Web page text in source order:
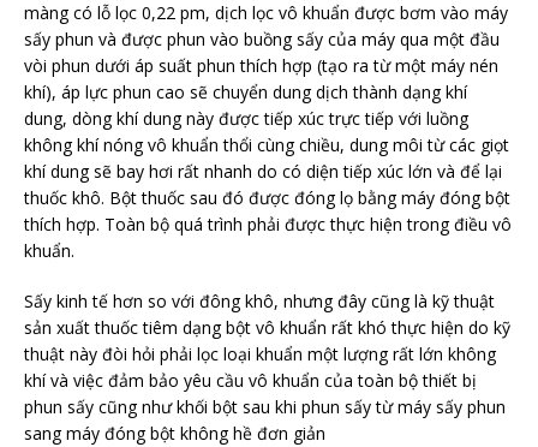
màng có lỗ lọc 0,22 pm, dịch lọc vô khuẩn được bơm vào máy
sấy phun và được phun vào buồng sấy của máy qua một đầu
vòi phun dưới áp suất phun thích hợp (tạo ra từ một máy nén
khí), áp lực phun cao sẽ chuyển dung dịch thành dạng khí
dung, dòng khí dung này được tiếp xúc trực tiếp với luồng
không khí nóng vô khuẩn thổi cùng chiều, dung môi từ các giọt
khí dung sẽ bay hơi rất nhanh do có diện tiếp xúc lớn và để lại
thuốc khô. Bột thuốc sau đó được đóng lọ bằng máy đóng bột
thích hợp. Toàn bộ quá trình phải được thực hiện trong điều vô
khuẩn.
Sấy kinh tế hơn so với đông khô, nhưng đây cũng là kỹ thuật
sản xuất thuốc tiêm dạng bột vô khuẩn rất khó thực hiện do kỹ
thuật này đòi hỏi phải lọc loại khuẩn một lượng rất lớn không
khí và việc đảm bảo yêu cầu vô khuẩn của toàn bộ thiết bị
phun sấy cũng như khối bột sau khi phun sấy từ máy sấy phun
sang máy đóng bột không hề đơn giản